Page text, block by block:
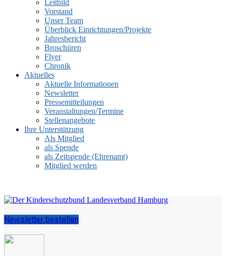
Leitbild
Vorstand
Unser Team
Überblick Einrichtungen/Projekte
Jahresbericht
Broschüren
Flyer
Chronik
Aktuelles
Aktuelle Informationen
Newsletter
Pressemitteilungen
Veranstaltungen/Termine
Stellenangebote
Ihre Unterstützung
Als Mitglied
als Spende
als Zeitspende (Ehrenamt)
Mitglied werden
Newsletter bestellen